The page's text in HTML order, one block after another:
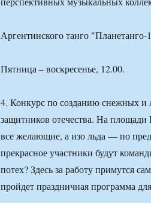
Аргентинского танго "Планетанго-
Пятница – воскресенье, 12.00.
4. Конкурс по созданию снежных и
защитников отечества. На площади
все желающие, а изо льда — по
прекрасное участники будут
потех? Здесь за работу примутся
пройдет праздничная программа